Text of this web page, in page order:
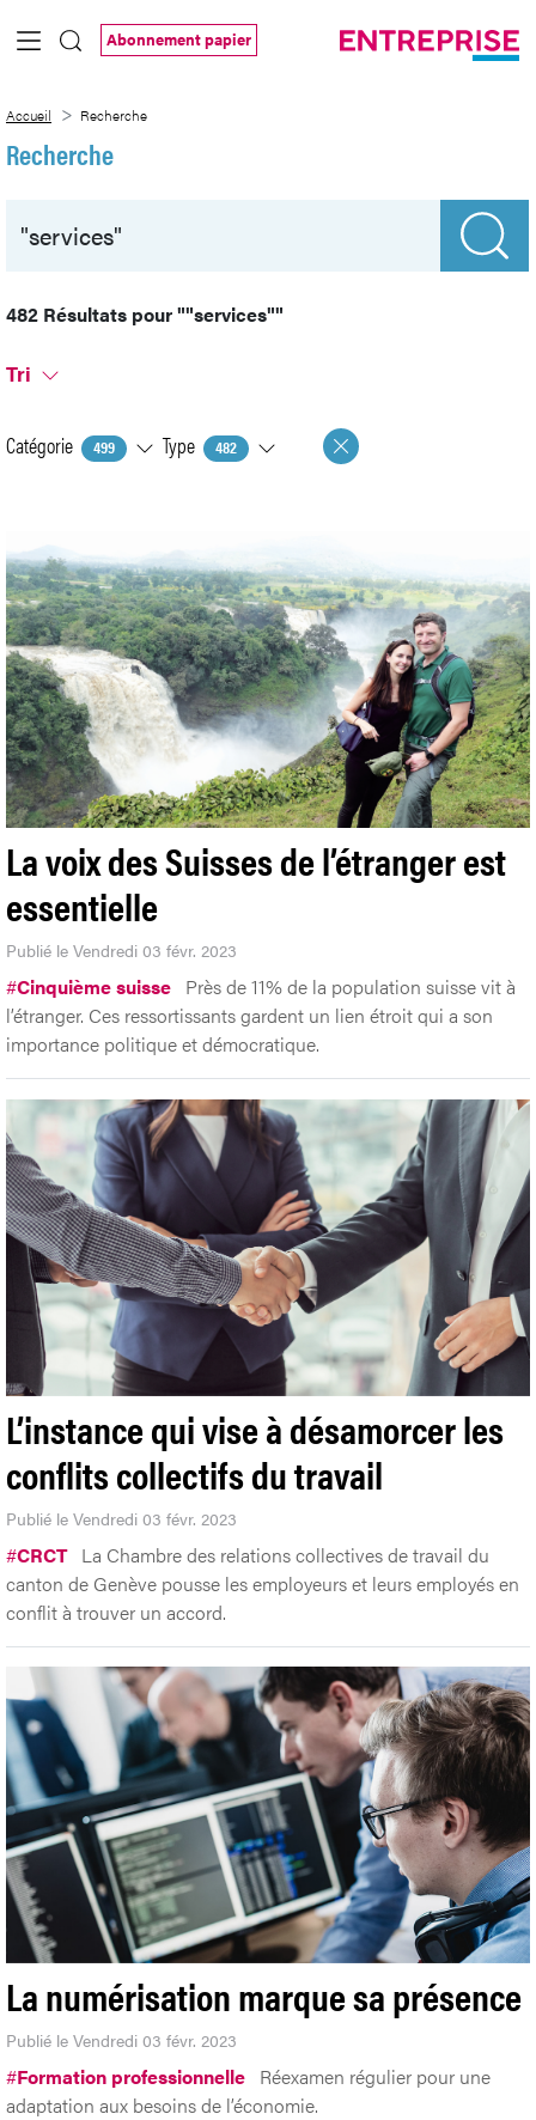
Saut au contenu principal
Abonnement papier
Accueil Recherche
Recherche
482 Résultats pour""services""
Tri
Catégorie 499 Type 482
La voix des Suisses de l’étranger est
essentielle
Publié le Vendredi 03 févr. 2023
#Cinquième suisse Près de 11% de la population suisse vit à
l’étranger. Ces ressortissants gardent un lien étroit qui a son
importance politique et démocratique.
L’instance qui vise à désamorcer les
conflits collectifs du travail
Publié le Vendredi 03 févr. 2023
#CRCT La Chambre des relations collectives de travail du
canton de Genève pousse les employeurs et leurs employés en
conflit à trouver un accord.
La numérisation marque sa présence
Publié le Vendredi 03 févr. 2023
#Formation professionnelle Réexamen régulier pour une
adaptation aux besoins de l’économie.